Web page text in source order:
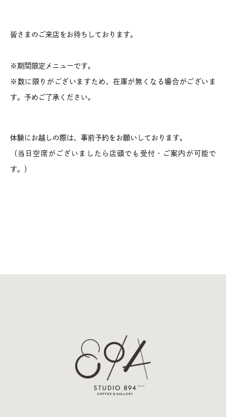
皆さまのご来店をお待ちしております。
※期間限定メニューです。
※数に限りがございますため、在庫が無くなる場合がございま
す。予めご了承ください。
体験にお越しの際は、事前予約をお願いしております。
（当日空席がございましたら店頭でも受付・ご案内が可能で
す。）